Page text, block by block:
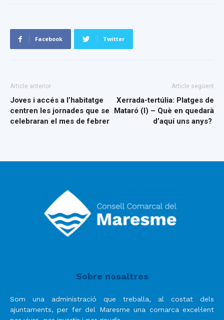
Facebook Twitter
Article anterior
Joves i accés a l’habitatge
centren les jornades que se
celebraran el mes de febrer
Article següent
Xerrada-tertúlia: Platges de
Mataró (I) – Què en quedarà
d’aquí uns anys?
Sobre nosaltres
Som una administració que treballa, al costat dels
ajuntaments, per fer del Maresme una comarca excel·lent